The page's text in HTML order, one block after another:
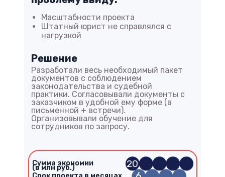
Сумма экономии
(в млн руб.) 20
Разработали весь необходимый пакет
документов с соблюдением
законодательства и судебной
практики. Согласовывали документы с
заказчиком в удобной ему форме (в
письменной + встречи).
Организовывали обучение для
сотрудников по запросу.
Решение
Масштабности проекта
Штатный юрист не справлялся с
нагрузкой